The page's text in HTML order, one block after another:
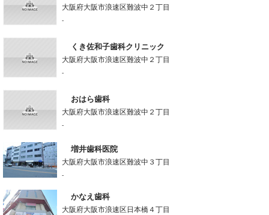
大阪府大阪市浪速区難波中２丁目
-
くき佐和子歯科クリニック
大阪府大阪市浪速区難波中２丁目
-
おはら歯科
大阪府大阪市浪速区難波中２丁目
-
増井歯科医院
大阪府大阪市浪速区難波中３丁目
-
かなえ歯科
大阪府大阪市浪速区日本橋４丁目